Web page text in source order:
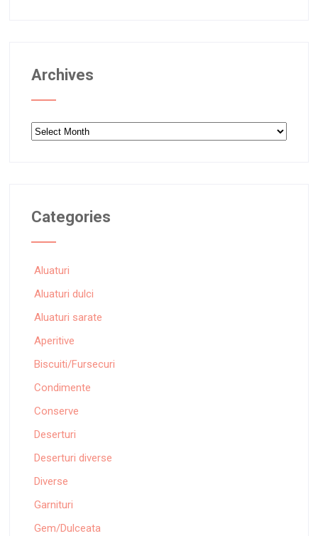
Archives
Archives
Categories
Aluaturi
Aluaturi dulci
Aluaturi sarate
Aperitive
Biscuiti/Fursecuri
Condimente
Conserve
Deserturi
Deserturi diverse
Diverse
Garnituri
Gem/Dulceata